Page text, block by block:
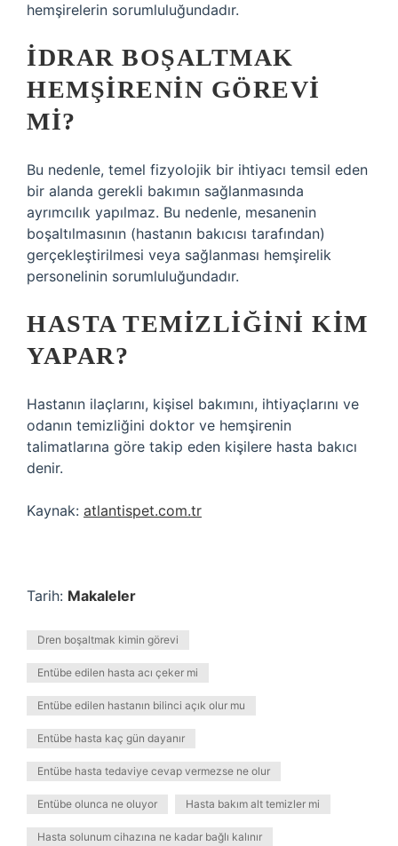
hemşirelerin sorumluluğundadır.
İDRAR BOŞALTMAK
HEMŞIRENIN GÖREVI
MI?
Bu nedenle, temel fizyolojik bir ihtiyacı temsil eden
bir alanda gerekli bakımın sağlanmasında
ayrımcılık yapılmaz. Bu nedenle, mesanenin
boşaltılmasının (hastanın bakıcısı tarafından)
gerçekleştirilmesi veya sağlanması hemşirelik
personelinin sorumluluğundadır.
HASTA TEMIZLIĞINI KIM
YAPAR?
Hastanın ilaçlarını, kişisel bakımını, ihtiyaçlarını ve
odanın temizliğini doktor ve hemşirenin
talimatlarına göre takip eden kişilere hasta bakıcı
denir.
Kaynak: atlantispet.com.tr
Tarih: Makaleler
Dren boşaltmak kimin görevi
Entübe edilen hasta acı çeker mi
Entübe edilen hastanın bilinci açık olur mu
Entübe hasta kaç gün dayanır
Entübe hasta tedaviye cevap vermezse ne olur
Entübe olunca ne oluyor Hasta bakım alt temizler mi
Hasta solunum cihazına ne kadar bağlı kalınır